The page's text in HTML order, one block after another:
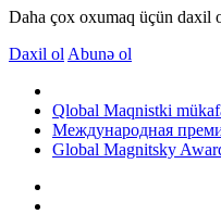
Daha çox oxumaq üçün daxil
Daxil ol Abunə ol
Qlobal Maqnistki
Международная
Global Magnitsky